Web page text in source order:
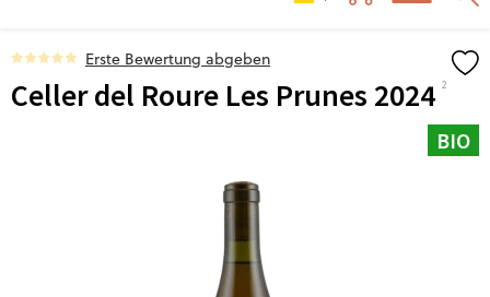
Erste Bewertung abgeben
Celler del Roure Les Prunes 2024
BIO